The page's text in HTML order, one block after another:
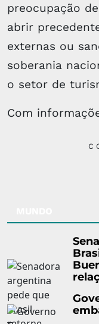
preocupação
abrir
externas ou
soberania
o setor de
Com